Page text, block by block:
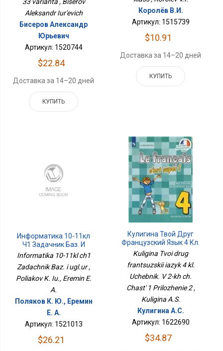
Aleksandr Iur'evich
Бисеров Александр
Юрьевич
Артикул: 1520744
$22.84
Доставка за 14–20 дней
КУПИТЬ
Королёв В.И.
Артикул: 1515739
$10.91
Доставка за 14–20 дней
КУПИТЬ
Информатика 10-11кл
Ч1 Задачник Баз. И
Угл.ур
Informatika 10-11kl ch1
Zadachnik Baz. i ugl.ur ,
Poliakov K. Iu., Eremin E.
A.
Поляков К. Ю., Еремин
Е. А.
Артикул: 1521013
$26.21
Кулигина Твой Друг
Французский Язык 4 Кл.
Учебник. В 2-Х Ч. Часть 1
Приложение 2
Kuligina Tvoi drug
frantsuzskii iazyk 4 kl.
Uchebnik. V 2-kh ch.
Chast' 1 Prilozhenie 2 ,
Kuligina A.S.
Кулигина А.С.
Артикул: 1622690
$34.87